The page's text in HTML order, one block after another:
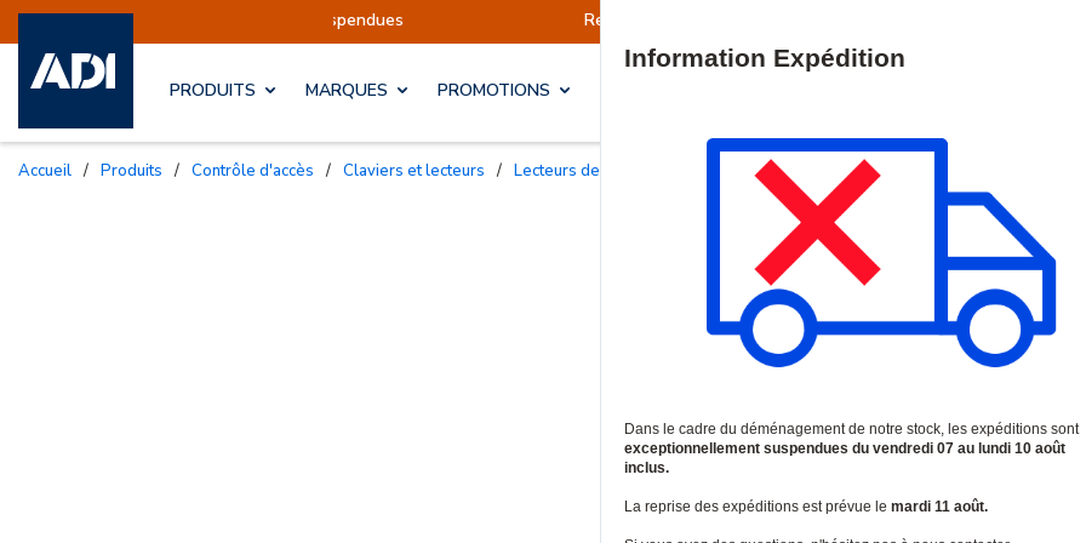
sont actuellement suspendues Reprise prévue le mardi 11 août. Information | Les
PRODUITS MARQUES PROMOTIONS
Accueil / Produits / Contrôle d'accès / Claviers et lecteurs / Lecteurs de badges Smart